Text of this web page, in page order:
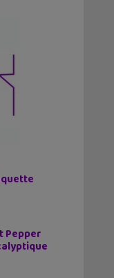
Pepper